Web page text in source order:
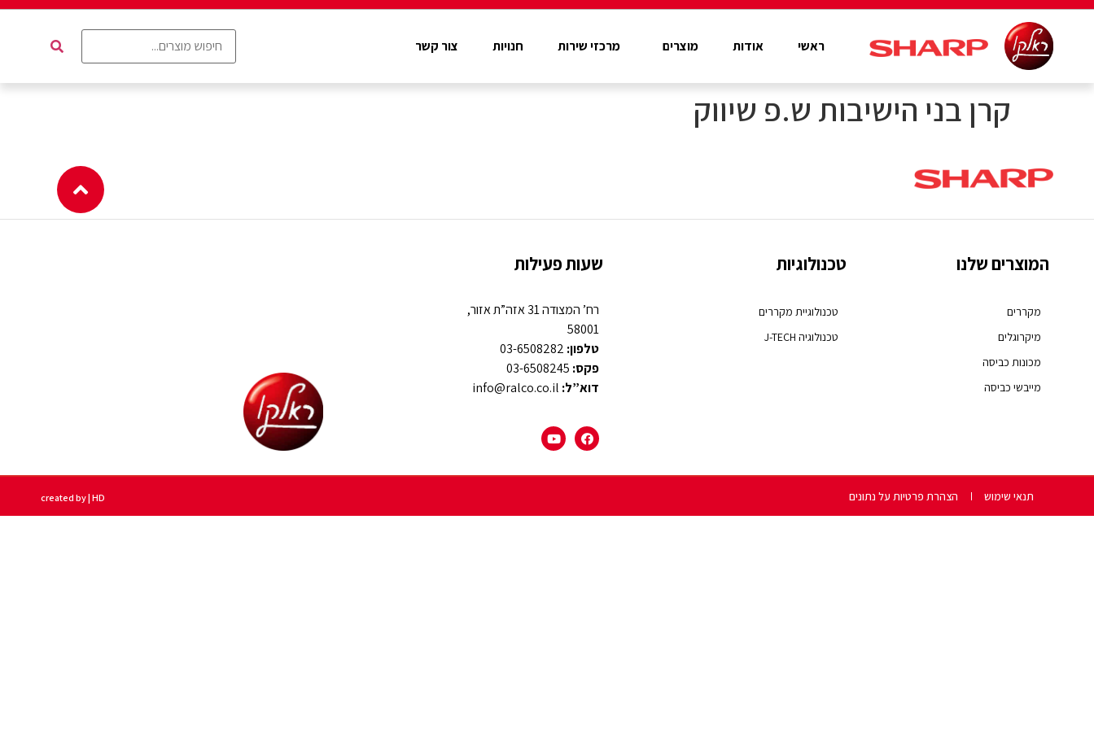
ראשי אודות מוצרים מרכזי שירות חנויות צור קשר
קרן בני הישיבות ש.פ שיווק
המוצרים שלנו
מקררים
מיקרוגלים
מכונות כביסה
מייבשי כביסה
טכנולוגיות
טכנולוגיית מקררים
טכנולוגיה J-TECH
שעות פעילות
רח’ המצודה 31 אזה”ת אזור,
58001
טלפון:
פקס:
דוא”ל:
תנאי שימוש הצהרת פרטיות על נתונים created by | HD